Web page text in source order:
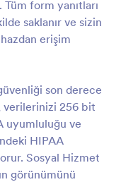
form yanıtları
saklanır ve sizin
erişim
son derece
256 bit
uyumluluğu ve
HIPAA
Sosyal Hizmet
görünümünü